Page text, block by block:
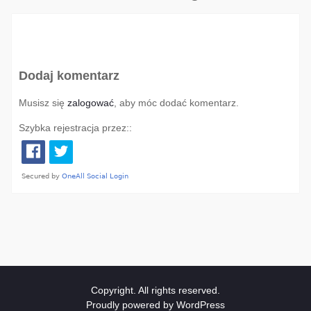
Dodaj komentarz
Musisz się zalogować, aby móc dodać komentarz.
Szybka rejestracja przez::
Copyright. All rights reserved.
Proudly powered by WordPress